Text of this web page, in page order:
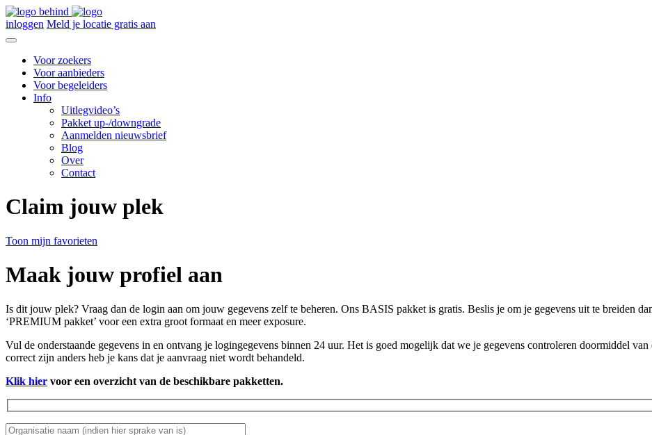
inloggen Meld je locatie gratis aan
Voor zoekers
Voor aanbieders
Voor begeleiders
Info
Uitlegvideo’s
Pakket up-/downgrade
Aanmelden nieuwsbrief
Blog
Over
Contact
Claim jouw plek
Toon mijn favorieten
Maak jouw profiel aan
Is dit jouw plek? Vraag dan de login aan om jouw gegevens zelf te beheren. Ons BASIS pakket is gratis. Beslis je om je gegevens uit te breiden
‘PREMIUM pakket’ voor een extra groot formaat en meer exposure.
Vul de onderstaande gegevens in en ontvang je logingegevens binnen 24 uur. Het is goed mogelijk dat we je gegevens controleren doormiddel
correct zijn anders heb je kans dat je aanvraag niet wordt behandeld.
Klik hier voor een overzicht van de beschikbare pakketten.